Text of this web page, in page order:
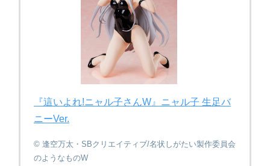
『這いよれ!ニャル子さん​W』​ニャル子 生足バ
ニーVer.
© 逢空万太・SBクリエイティブ/名状しがたい製作委員会
のようなものW